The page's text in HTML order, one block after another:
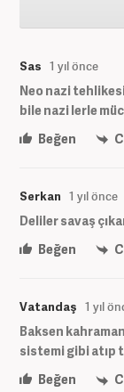
Sas 1 yıl önce
Neo nazi
bile nazi lerle
Beğen
Serkan 1 yıl önce
Deliler savaş
Beğen
Vatandaş 1 yıl
Baksen
sistemi gibi atıp
Beğen